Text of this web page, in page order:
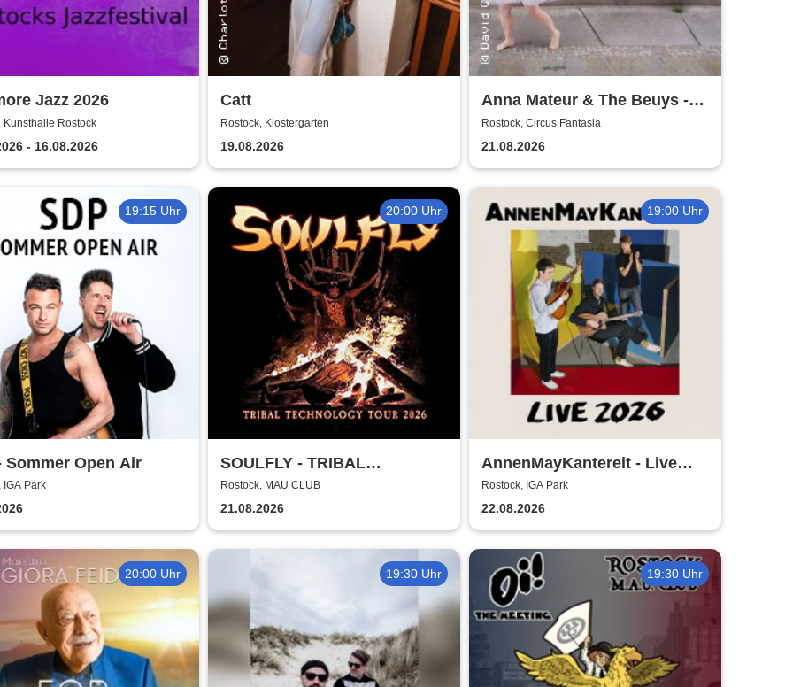
Jazz 2026
Kunsthalle Rostock
- 16.08.2026
Catt
Rostock, Klostergarten
19.08.2026
Anna Mateur & The Beuys -
Kaoshüter
Rostock, Circus Fantasia
21.08.2026
19:15 Uhr
Sommer Open Air
IGA Park
20:00 Uhr
SOULFLY - TRIBAL
TECHNOLOGY TOUR 2026
Rostock, MAU CLUB
21.08.2026
19:00 Uhr
AnnenMayKantereit - Live
2026
Rostock, IGA Park
22.08.2026
20:00 Uhr 19:30 Uhr 19:30 Uhr